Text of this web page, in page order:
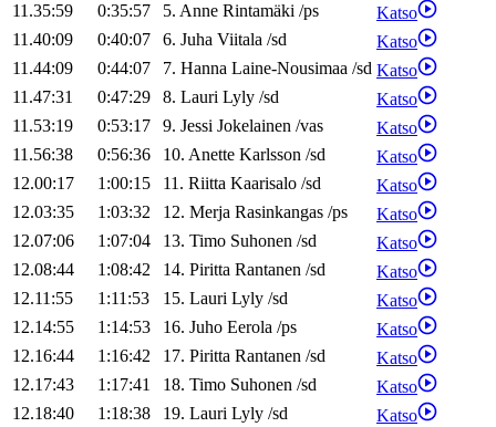
11.35:59
0:35:57 5. Anne Rintamäki /ps
Katso
11.40:09
0:40:07 6. Juha Viitala /sd
Katso
11.44:09
0:44:07 7. Hanna Laine-Nousimaa /sd Katso
11.47:31
0:47:29 8. Lauri Lyly /sd
Katso
11.53:19
0:53:17 9. Jessi Jokelainen /vas
Katso
11.56:38
0:56:36 10. Anette Karlsson /sd
Katso
12.00:17
1:00:15 11. Riitta Kaarisalo /sd
Katso
12.03:35
1:03:32 12. Merja Rasinkangas /ps
Katso
12.07:06
1:07:04 13. Timo Suhonen /sd
Katso
12.08:44
1:08:42 14. Piritta Rantanen /sd
Katso
12.11:55
1:11:53 15. Lauri Lyly /sd
Katso
12.14:55
1:14:53 16. Juho Eerola /ps
Katso
12.16:44
1:16:42 17. Piritta Rantanen /sd
Katso
12.17:43
1:17:41 18. Timo Suhonen /sd
Katso
12.18:40
1:18:38 19. Lauri Lyly /sd
Katso